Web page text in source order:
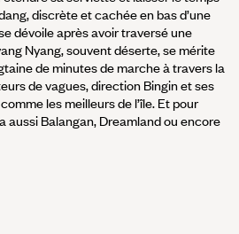
discrète et cachée en bas d’une
dévoile après avoir traversé une
Nyang, souvent déserte, se mérite
de minutes de marche à travers la
de vagues, direction Bingin et ses
les meilleurs de l’île. Et pour
aussi Balangan, Dreamland ou encore